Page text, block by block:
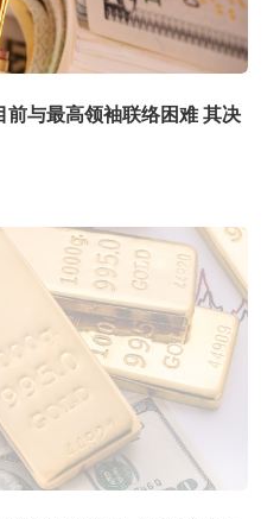
前与最高领袖联络困难 其决